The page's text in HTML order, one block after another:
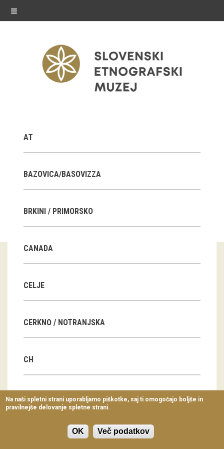
≡
Stalne razstave
Občasne razstave
E-razstave
Arhiv razstav
dogodki
Predavanja
Delavnice
Vodeni ogledi
AT
BAZOVICA/BASOVIZZA
BRKINI / PRIMORSKO
CANADA
CELJE
CERKNO / NOTRANJSKA
CH
CN
Na naši spletni strani uporabljamo piškotke, saj ti omogočajo boljše in
pravilnejše delovanje spletne strani.
OK Več podatkov